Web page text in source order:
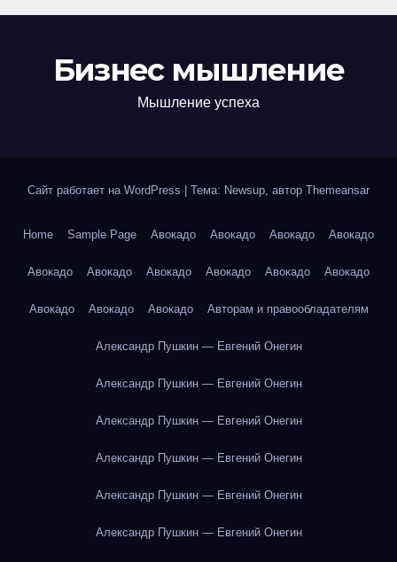
Бизнес мышление
Мышление успеха
Сайт работает на WordPress Тема: Newsup, автор Themeansar
Home Sample Page Авокадо Авокадо Авокадо Авокадо
Авокадо Авокадо Авокадо Авокадо Авокадо Авокадо
Авокадо Авокадо Авокадо Авторам и правообладателям
Александр Пушкин — Евгений Онегин
Александр Пушкин — Евгений Онегин
Александр Пушкин — Евгений Онегин
Александр Пушкин — Евгений Онегин
Александр Пушкин — Евгений Онегин
Александр Пушкин — Евгений Онегин